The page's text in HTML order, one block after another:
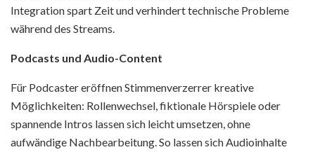
Integration spart Zeit und verhindert technische Probleme
während des Streams.
Podcasts und Audio-Content
Für Podcaster eröffnen Stimmenverzerrer kreative
Möglichkeiten: Rollenwechsel, fiktionale Hörspiele oder
spannende Intros lassen sich leicht umsetzen, ohne
aufwändige Nachbearbeitung. So lassen sich Audioinhalte